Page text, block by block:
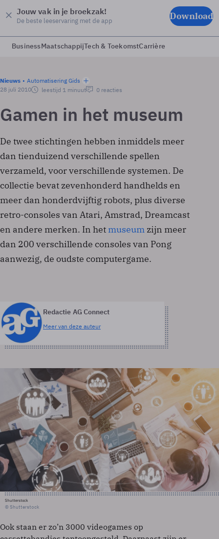
Jouw vak in je broekzak!
De beste leeservaring met de app Download
BusinessMaatschappijTech & ToekomstCarrière
Nieuws
Automatisering Gids
28 juli 2010
leestijd 1 minuut 0 reacties
Gamen in het museum
De twee stichtingen hebben inmiddels meer
dan tienduizend verschillende spellen
verzameld, voor verschillende systemen. De
collectie bevat zevenhonderd handhelds en
meer dan honderdvijftig robots, plus diverse
retro-consoles van Atari, Amstrad, Dreamcast
en andere merken. In het museum zijn meer
dan 200 verschillende consoles van Pong
aanwezig, de oudste computergame.
Redactie AG Connect
Meer van deze auteur
Shutterstock
© Shutterstock
Ook staan er zo’n 3000 videogames op